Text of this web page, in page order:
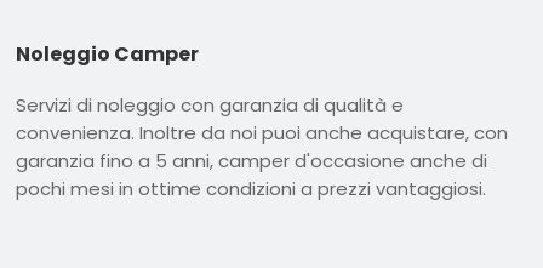
Noleggio Camper
Servizi di noleggio con garanzia di qualità e
convenienza. Inoltre da noi puoi anche acquistare, con
garanzia fino a 5 anni, camper d'occasione anche di
pochi mesi in ottime condizioni a prezzi vantaggiosi.